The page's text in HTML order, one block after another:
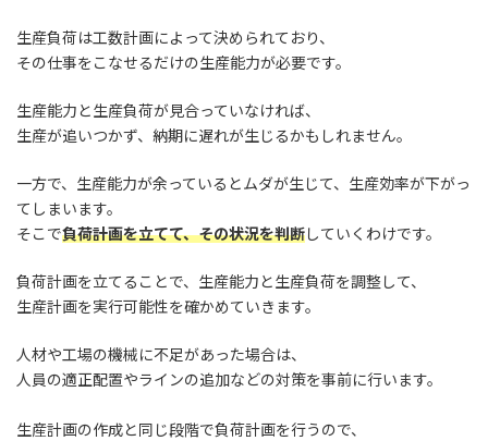
生産負荷は工数計画によって決められており、
その仕事をこなせるだけの生産能力が必要です。
生産能力と生産負荷が見合っていなければ、
生産が追いつかず、納期に遅れが生じるかもしれません。
一方で、生産能力が余っているとムダが生じて、生産効率が下がっ
てしまいます。
そこで負荷計画を立てて、その状況を判断していくわけです。
負荷計画を立てることで、生産能力と生産負荷を調整して、
生産計画を実行可能性を確かめていきます。
人材や工場の機械に不足があった場合は、
人員の適正配置やラインの追加などの対策を事前に行います。
生産計画の作成と同じ段階で負荷計画を行うので、